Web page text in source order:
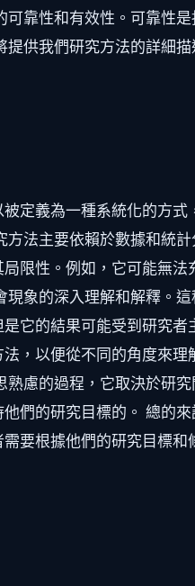
靠性和有效性。可靠性
供我們研究方法的詳細
定義為一種系統化的方
法主要依賴於數據和統
限性。例如，它可能無
象的深入理解和解釋。
它的結果可能受到研究
，以便從不同的角度來
慮的過程，它取決於研
們的研究目標的。 總的
要根據他們的研究目標